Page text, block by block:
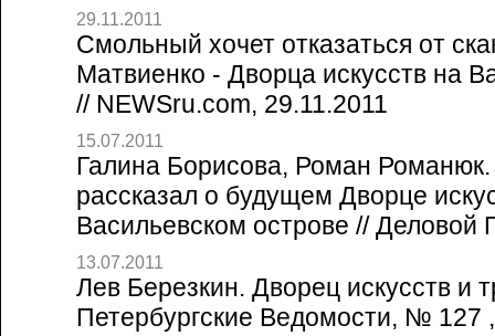
29.11.2011
Смольный хочет отказаться от
Матвиенко - Дворца искусств на
// NEWSru.com, 29.11.2011
15.07.2011
Галина Борисова, Роман
рассказал о будущем Дворце
Васильевском острове // Деловой
13.07.2011
Лев Березкин. Дворец искусств и
Петербургские Ведомости, № 127